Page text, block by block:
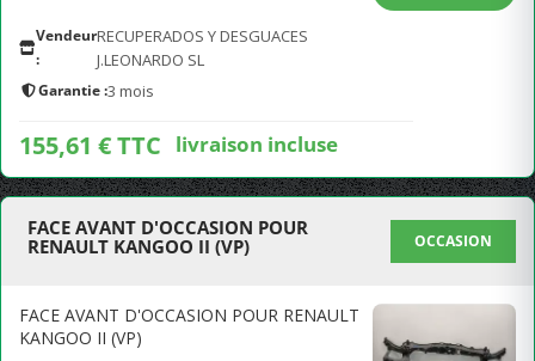
Vendeur
:
RECUPERADOS Y DESGUACES
J.LEONARDO SL
Garantie :3 mois
155,61 € TTC livraison incluse
FACE AVANT D'OCCASION POUR
RENAULT KANGOO II (VP)
OCCASION
FACE AVANT D'OCCASION POUR RENAULT
KANGOO II (VP)